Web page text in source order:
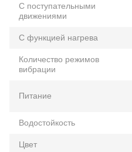
С поступательными
движениями
С функцией нагрева
Количество режимов
вибрации
Питание
Водостойкость
Цвет